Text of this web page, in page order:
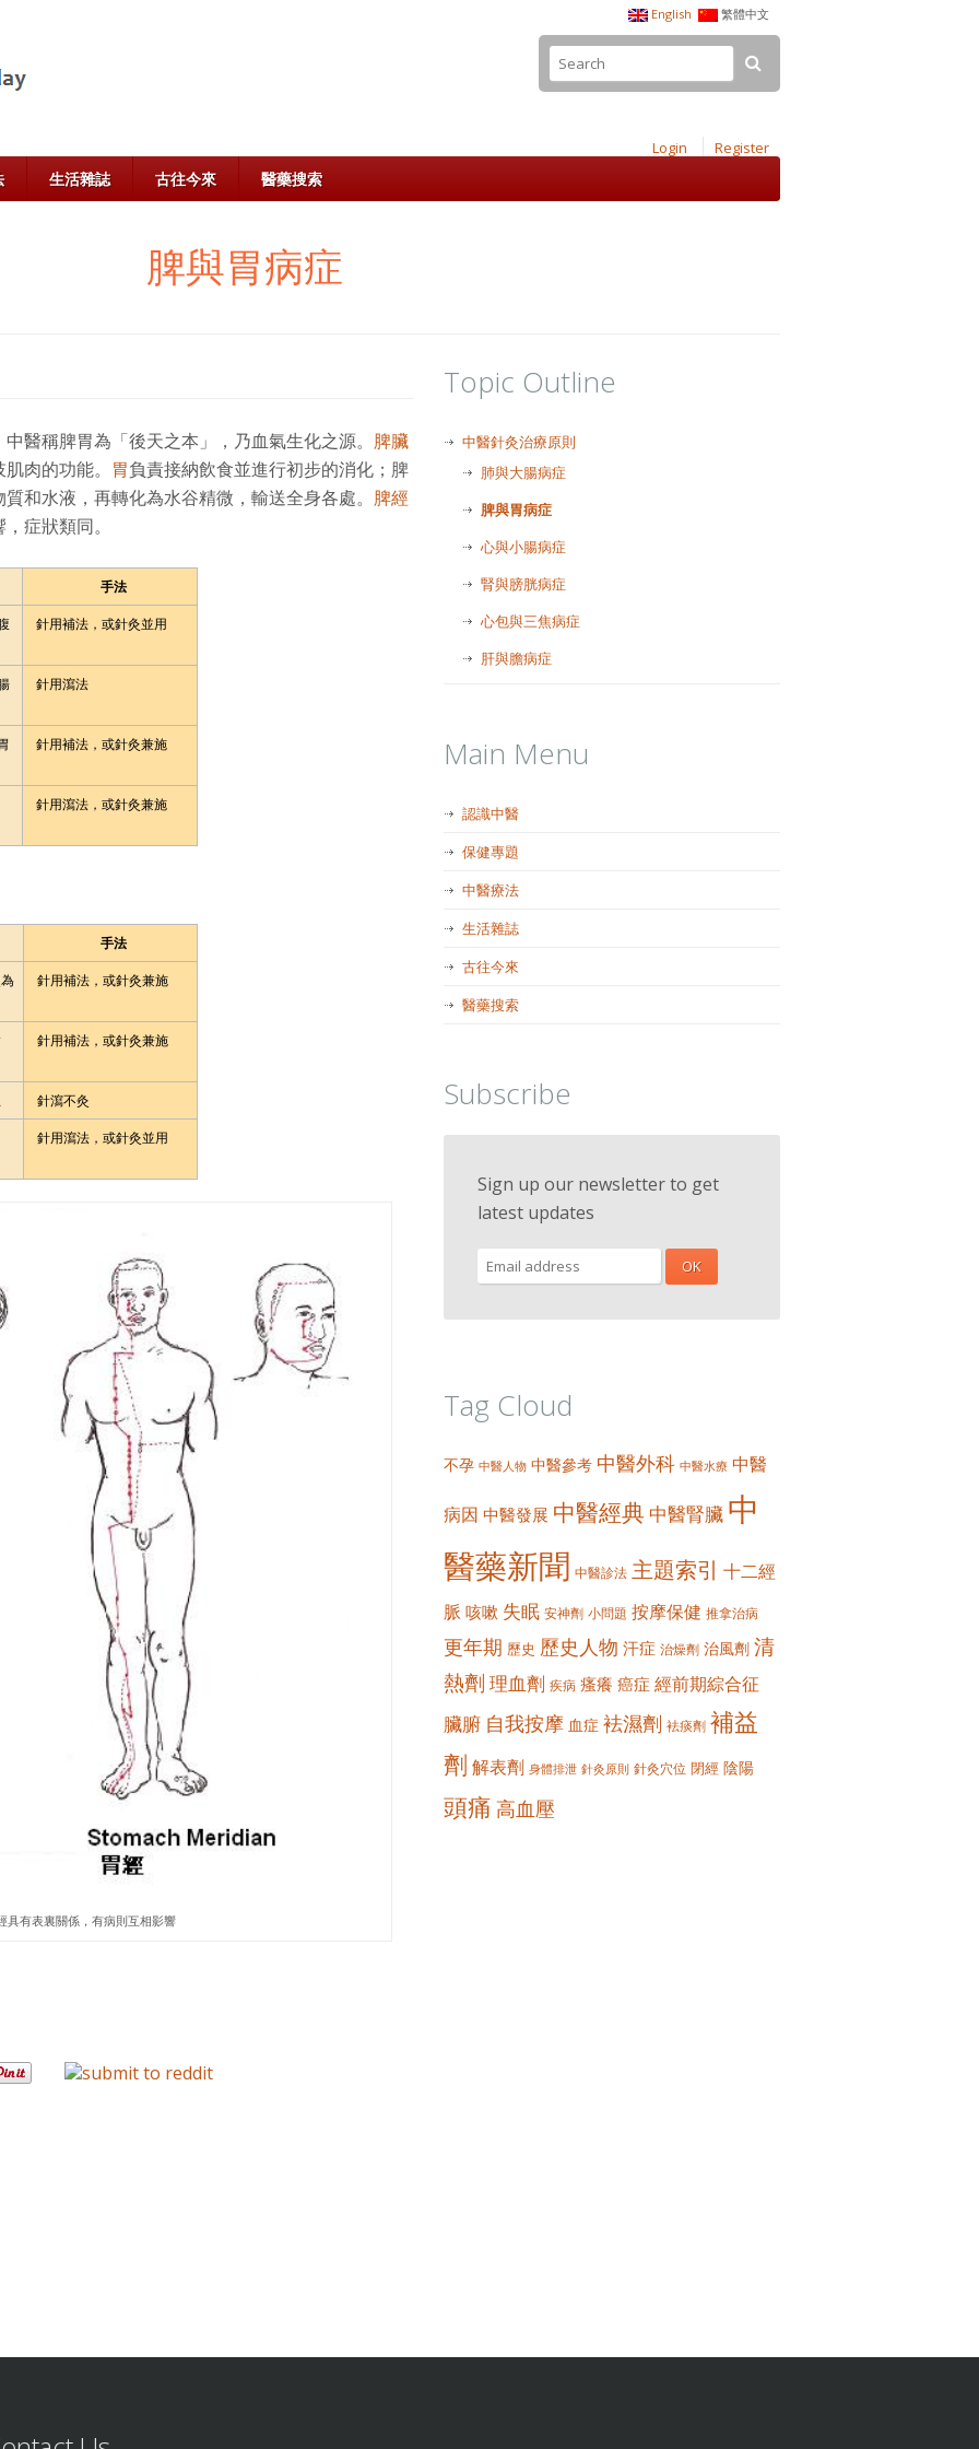
English 繁體中文
Login Register
生活雜誌 古往今來 醫藥搜索
脾與胃病症
醫稱脾胃為「後天之本」，乃血氣生化之源。 脾臟
肉的功能。 胃負責接納飲食並進行初步的消化；脾
和水液，再轉化為水谷精微，輸送全身各處。 脾經
症狀類同。
手法
針用補法，或針灸並用
針用瀉法
針用補法，或針灸兼施
針用瀉法，或針灸兼施
手法
針用補法，或針灸兼施
針用補法，或針灸兼施
針瀉不灸
針用瀉法，或針灸並用
具有表裏關係，有病則互相影響
Topic Outline
中醫針灸治療原則
肺與大腸病症
脾與胃病症
心與小腸病症
腎與膀胱病症
心包與三焦病症
肝與膽病症
Main Menu
認識中醫
保健專題
中醫療法
生活雜誌
古往今來
醫藥搜索
Subscribe
Sign up our newsletter to get
latest updates
Tag Cloud
不孕 中醫人物 中醫參考 中醫外科 中醫水療 中醫
病因 中醫發展 中醫經典 中醫腎臟 中
醫藥新聞 中醫診法 主題索引 十二經
脈 咳嗽 失眠 安神劑 小問題 按摩保健 推拿治病
更年期 歷史 歷史人物 汗症 治燥劑 治風劑 清
熱劑 理血劑 疾病 瘙癢 癌症 經前期綜合征
臟腑 自我按摩 血症 袪濕劑 袪痰劑 補益
劑 解表劑 身體排泄 針灸原則 針灸穴位 閉經 陰陽
頭痛 高血壓